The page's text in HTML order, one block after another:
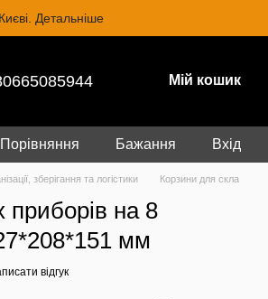
Детальніше
Мій кошик
Порівняння Бажання Вхід
зберігання та логістики Корзини для скла
на 8
мм
відгук